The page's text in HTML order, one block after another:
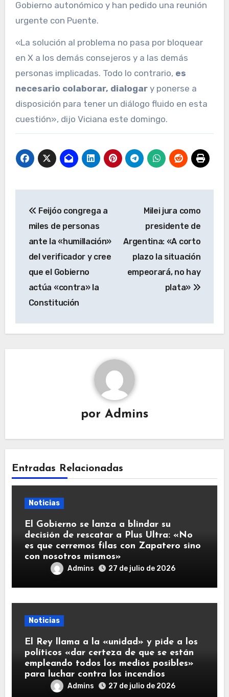
Gobierno autonómico y han pedido una reunión
urgente con Puente.
«La solución al problema no pasa por bloquear
en X a los demás consejeros y a las demás
personas implicadas. Todo lo contrario, es
necesario colaborar, dialogar y ponerse a
disposición para tener un diálogo fluido en esta
cuestión», dijo Viciana este domingo.
de
entradas
Feijóo congrega a
miles de personas
ante la «humillación»
del verificador y cree
que el Gobierno
actúa «contra» la
Constitución
Milei jura como
presidente de
Argentina: «A corto
plazo la situación
empeorará, no hay
plata»
por Admins
Entradas Relacionadas
Noticias
El Gobierno se lanza a blindar su
decisión de rescatar a Plus Ultra: «No
es que cerremos filas con Zapatero sino
con nosotros mismos»
Admins 27 de julio de 2026
Noticias
El Rey llama a la «unidad» y pide a los
políticos «dar certeza de que se están
empleando todos los medios posibles»
para luchar contra los incendios
Admins 27 de julio de 2026